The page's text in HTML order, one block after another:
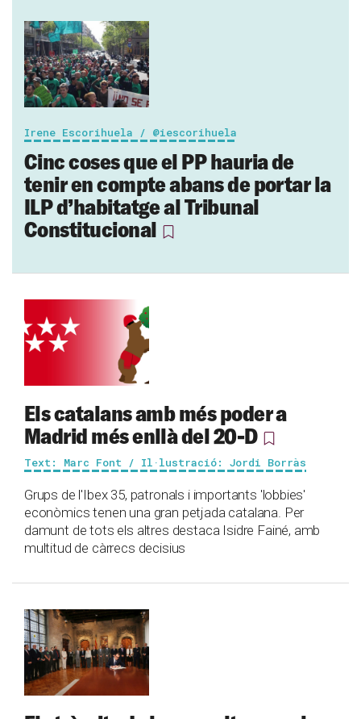
Irene Escorihuela / @iescorihuela
Cinc coses que el PP hauria de
tenir en compte abans de portar la
ILP d’habitatge al Tribunal
Constitucional
Els catalans amb més poder a
Madrid més enllà del 20-D
Text: Marc Font / Il·lustració: Jordi Borràs
Grups de l'Ibex 35, patronals i importants 'lobbies'
econòmics tenen una gran petjada catalana. Per
damunt de tots els altres destaca Isidre Fainé, amb
multitud de càrrecs decisius